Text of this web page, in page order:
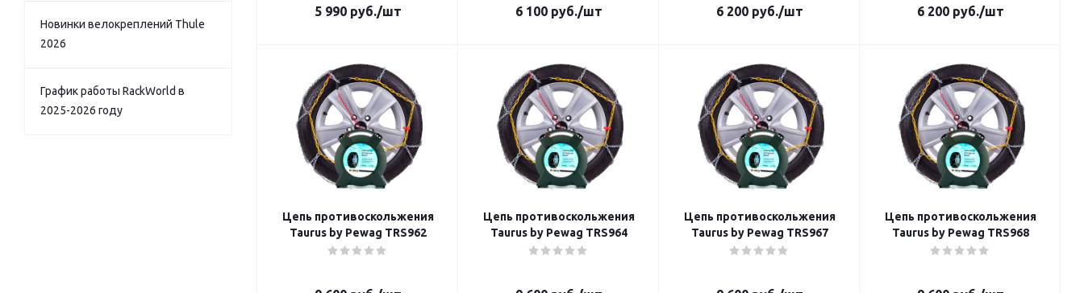
5 990руб./шт 6 100руб./шт 6 200руб./шт 6 200руб./шт
Цепь противоскольжения
Taurus by Pewag TRS962
Цепь противоскольжения
Taurus by Pewag TRS964
Цепь противоскольжения
Taurus by Pewag TRS967
Цепь противоскольжения
Taurus by Pewag TRS968
Новинки велокреплений Thule
2026
График работы RackWorld в
2025-2026 году